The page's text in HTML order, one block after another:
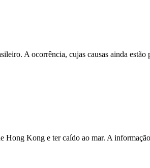
A ocorrência, cujas causas ainda
Kong e ter caído ao mar. A